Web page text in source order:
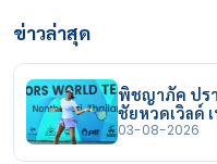
ข่าวล่าสุด
พิชญาภัค ปร
ชัยหวดเวิลด์
03-08-2026